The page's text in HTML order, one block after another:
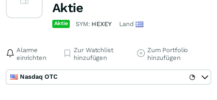
Aktie
Aktie SYM: HEXEY Land
Alarme
einrichten
Zur Watchlist
hinzufügen
Zum Portfolio
hinzufügen
Nasdaq OTC